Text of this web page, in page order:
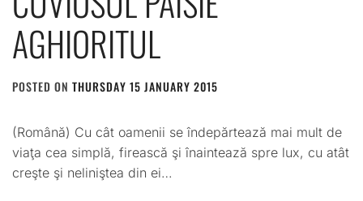
AGHIORITUL
POSTED ON THURSDAY 15 JANUARY 2015
(Română) Cu cât oamenii se îndepărtează mai mult de
viaţa cea simplă, firească şi înaintează spre lux, cu atât
creşte şi neliniştea din ei…